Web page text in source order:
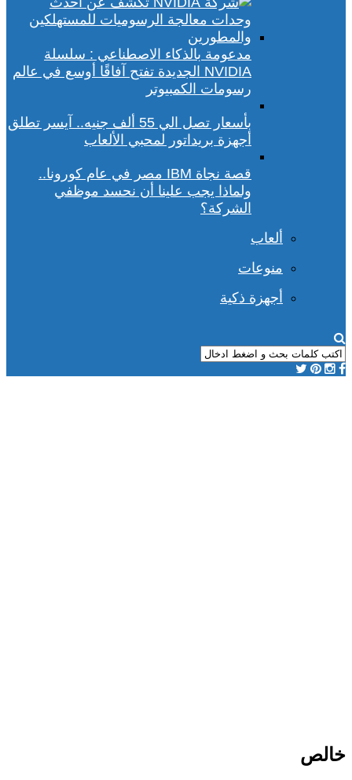
مدعومة بالذكاء الاصطناعي : سلسلة
NVIDIA الجديدة تفتح آفاقًا أوسع في عالم
رسومات الكمبيوتر
بأسعار تصل الي 55 ألف جنيه.. آيسر تطلق
أجهزة بريداتور لمحبي الألعاب
قصة نجاة IBM مصر في عام كورونا..
ولماذا يجب علينا أن نحسد موظفي
الشركة؟
ألعاب
منوعات
أجهزة ذكية
خالص